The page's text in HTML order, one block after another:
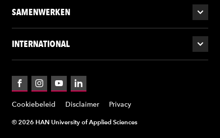
SAMENWERKEN
INTERNATIONAL
FacebookInstagramYouTubeLinkedIn
Cookiebeleid Disclaimer Privacy
© 2026 HAN University of Applied Sciences